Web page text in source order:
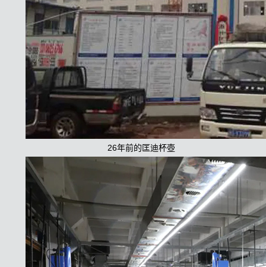
26年前的匡迪杯壺